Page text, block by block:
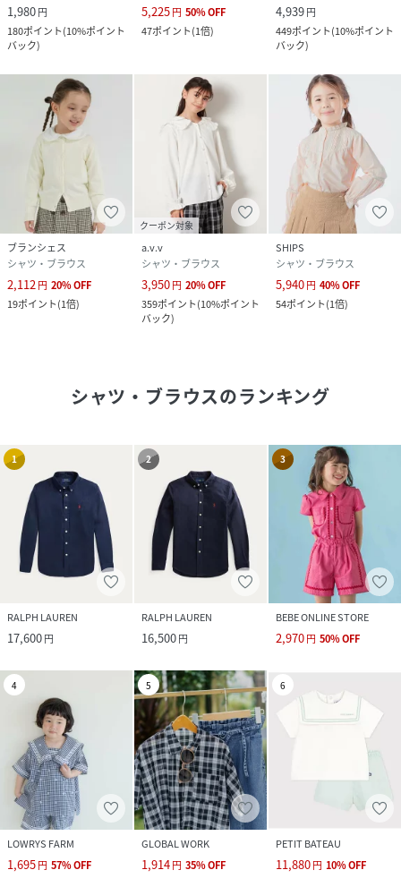
1,980円
180ポイント(10%ポイント
バック)
5,225円 50%OFF
47ポイント(1倍)
4,939円
449ポイント(10%ポイント
バック)
ブランシェス
シャツ・ブラウス
2,112 円 20%OFF
19ポイント(1倍)
クーポン対象
a.v.v
シャツ・ブラウス
3,950円 20%OFF
359ポイント(10%ポイント
バック)
SHIPS
シャツ・ブラウス
5,940円 40%OFF
54ポイント(1倍)
シャツ・ブラウスのランキング
1
RALPH LAUREN
17,600円
2
RALPH LAUREN
16,500円
3
BEBE ONLINE STORE
2,970円 50%OFF
4
LOWRYS FARM
1,695円 57%OFF
5
GLOBAL WORK
1,914円 35%OFF
6
PETIT BATEAU
11,880円 10%OFF